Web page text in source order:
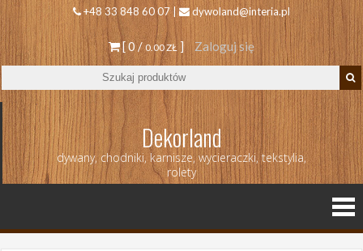
+48 33 848 60 07 | dywoland@interia.pl
[ 0 /0.00 ZŁ ] Zaloguj się
Dekorland
dywany, chodniki, karnisze, wycieraczki, tekstylia,
rolety